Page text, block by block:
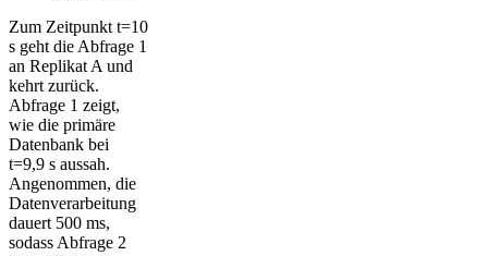
Zum Zeitpunkt t=10
s geht die Abfrage 1
an Replikat A und
kehrt zurück.
Abfrage 1 zeigt,
wie die primäre
Datenbank bei
t=9,9 s aussah.
Angenommen, die
Datenverarbeitung
dauert 500 ms,
sodass Abfrage 2